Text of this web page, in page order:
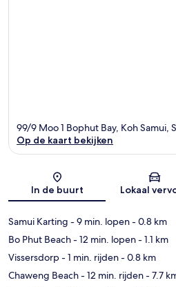
Kaart
99/9 Moo 1 Bophut Bay, Koh Samui,
Op de kaart bekijken
In de buurt Lokaal
Samui Karting - 9 min. lopen- 0.8 km
Bo Phut Beach- 12 min. lopen- 1.1 km
Vissersdorp- 1 min. rijden- 0.8 km
Chaweng Beach- 12 min. rijden- 7.7